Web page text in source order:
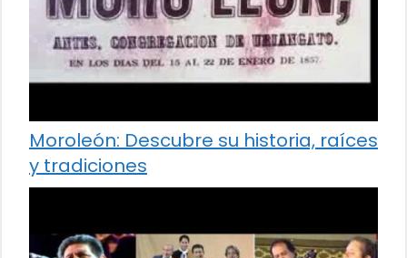
Moroleón: Descubre su historia, raíces
y tradiciones